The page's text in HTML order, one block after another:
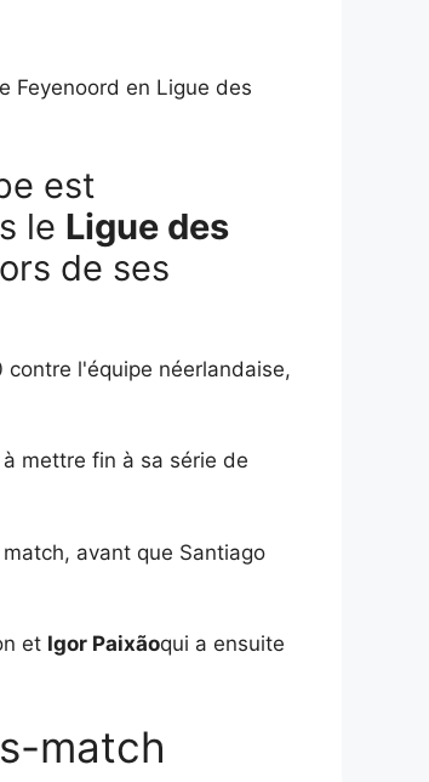
Feyenoord en Ligue des
est
le Ligue des
de ses
l'équipe néerlandaise,
mettre fin à sa série de
avant que Santiago
et Igor Paixãoqui a ensuite
match